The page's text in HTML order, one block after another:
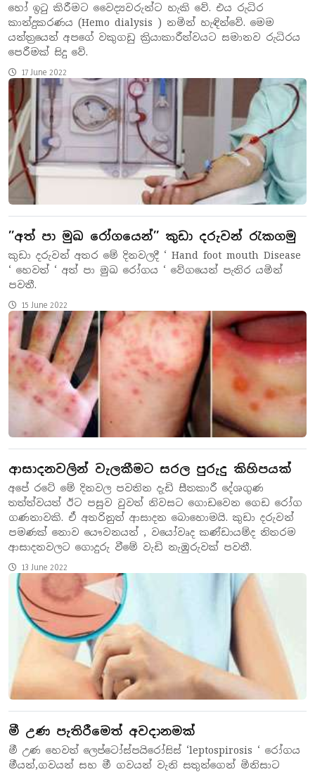
හෝ ඉටු කිරීමට වෛද්‍යවරුන්ට හැකි වේ. එය රුධිර
කාන්දුකරණය (Hemo dialysis ) නමින් හැඳින්වේ. මෙම
යන්ත්‍රයෙන් අපගේ වකුගඩු ක්‍රියාකාරීත්වයට සමානව රුධිරය
පෙරීමක් සිදු වේ.
17 June 2022
’’අත් පා මුඛ රෝගයෙන්’’ කුඩා දරුවන් රැකගමු
කුඩා දරුවන් අතර මේ දිනවලදී ‘ Hand foot mouth Disease
‘ හෙවත් ‘ අත් පා මුඛ රෝගය ‘ වේගයෙන් පැතිර යමින්
පවතී.
15 June 2022
ආසාදනවලින් වැලකීමට සරල පුරුදු කිහිපයක්
අපේ රටේ මේ දිනවල පවතින දැඩි සීතකාරී දේශගුණ
තත්ත්වයත් ඊට පසුව වුවත් නිවසට ගොඩවෙන ගෙඩ රෝග
ගණනාවකි. ඒ අතරිනුත් ආසාදන බොහොමයි. කුඩා දරුවන්
පමණක් නොව යෞවනයන් , වයෝවෘද කණ්ඩායම්ද නිතරම
ආසාදනවලට ගොදුරු වීමේ වැඩි නැඹුරුවක් පවතී.
13 June 2022
මී උණ පැතිරීමෙත් අවදානමක්
මී උණ හෙවත් ලෙප්ටෝස්පයිරෝසිස් ‘leptospirosis ‘ රෝගය
මීයන්,ගවයන් සහ මී ගවයන් වැනි සතුන්ගෙන් මිනිසාට